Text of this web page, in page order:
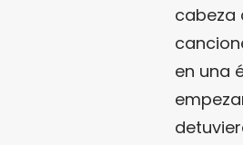
cabeza
en una